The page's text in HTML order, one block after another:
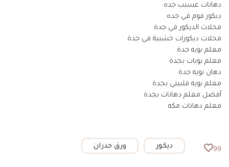
دهانات عسيب جده
ديكور فوم في جده
محلات الديكور في جدة
محلات ديكورات خشبية في جدة
معلم بويه جدة
معلم بويات بجدة
دهان بويه جدة
معلم بويه فلبيني بجدة
أفضل معلم دهانات بجدة
معلم دهانات مكه
99 ديكور ورق جدران